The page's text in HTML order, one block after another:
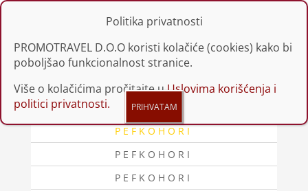
PEFKOHORI
PEFKOHORI
PEFKOHORI
Politika privatnosti
PROMOTRAVEL D.O.O koristi kolačiće (cookies) kako bi
poboljšao funkcionalnost stranice.
Više o kolačićima pročitajte uUslovima korišćenja i
politici privatnosti.